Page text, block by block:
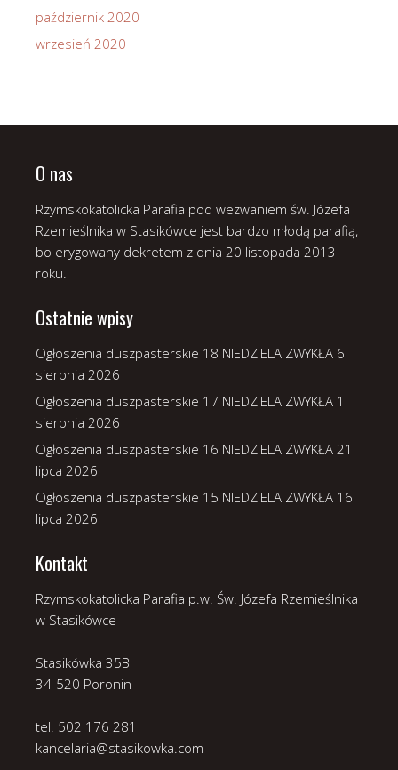
październik 2020
wrzesień 2020
O nas
Rzymskokatolicka Parafia pod wezwaniem św. Józefa
Rzemieślnika w Stasikówce jest bardzo młodą parafią,
bo erygowany dekretem z dnia 20 listopada 2013
roku.
Ostatnie wpisy
Ogłoszenia duszpasterskie 18 NIEDZIELA ZWYKŁA 6
sierpnia 2026
Ogłoszenia duszpasterskie 17 NIEDZIELA ZWYKŁA 1
sierpnia 2026
Ogłoszenia duszpasterskie 16 NIEDZIELA ZWYKŁA 21
lipca 2026
Ogłoszenia duszpasterskie 15 NIEDZIELA ZWYKŁA 16
lipca 2026
Kontakt
Rzymskokatolicka Parafia p.w. Św. Józefa Rzemieślnika
w Stasikówce
Stasikówka 35B
34-520 Poronin
tel. 502 176 281
kancelaria@stasikowka.com